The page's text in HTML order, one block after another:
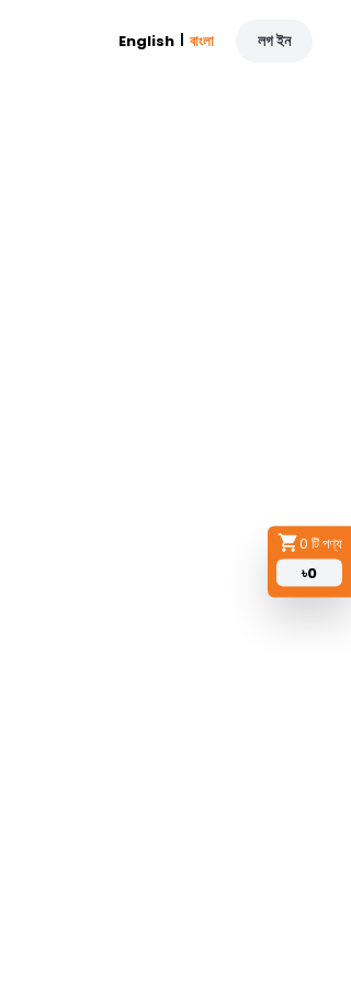
0 টি পণ্য
৳0
English | বাংলা লগ ইন